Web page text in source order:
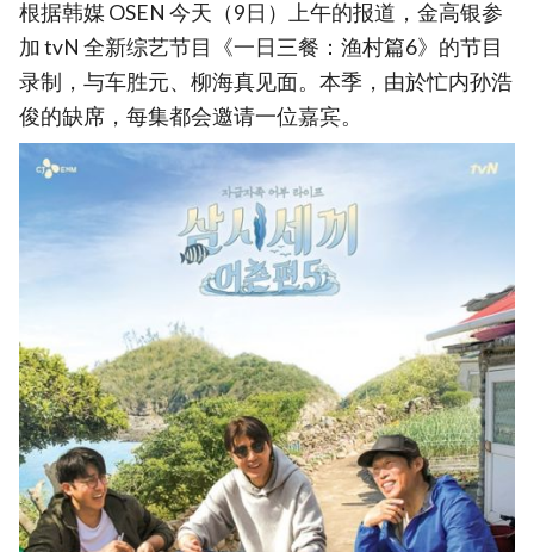
根据韩媒 OSEN 今天（9日）上午的报道，金高银参
加 tvN 全新综艺节目《一日三餐：渔村篇6》的节目
录制，与车胜元、柳海真见面。本季，由於忙内孙浩
俊的缺席，每集都会邀请一位嘉宾。